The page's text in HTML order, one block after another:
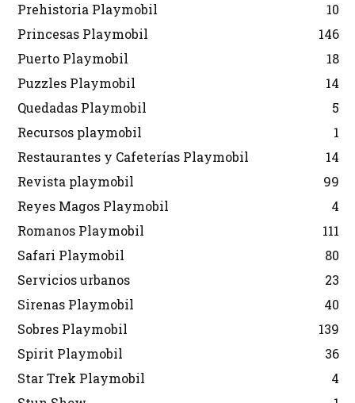
Prehistoria Playmobil
10
Princesas Playmobil
146
Puerto Playmobil
18
Puzzles Playmobil
14
Quedadas Playmobil
5
Recursos playmobil
1
Restaurantes y Cafeterías Playmobil
14
Revista playmobil
99
Reyes Magos Playmobil
4
Romanos Playmobil
111
Safari Playmobil
80
Servicios urbanos
23
Sirenas Playmobil
40
Sobres Playmobil
139
Spirit Playmobil
36
Star Trek Playmobil
4